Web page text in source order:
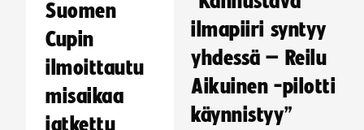
Suomen
Cupin
ilmoittautu
misaikaa
jatkettu
ilmapiiri syntyy
yhdessä – Reilu
Aikuinen -pilotti
käynnistyy”